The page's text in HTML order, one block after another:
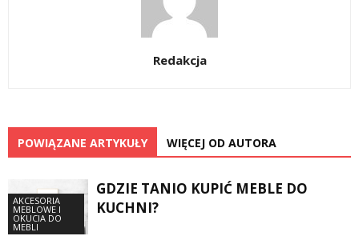
Redakcja
POWIĄZANE ARTYKUŁY WIĘCEJ OD AUTORA
AKCESORIA
MEBLOWE I
OKUCIA DO
MEBLI
GDZIE TANIO KUPIĆ MEBLE DO
KUCHNI?